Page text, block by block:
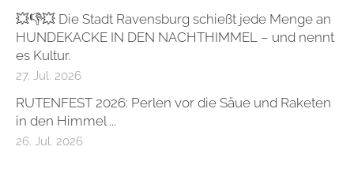
💥👎💥 Die Stadt Ravensburg schießt jede Menge an
HUNDEKACKE IN DEN NACHTHIMMEL – und nennt
es Kultur.
27. Jul. 2026
RUTENFEST 2026: Perlen vor die Säue und Raketen
in den Himmel ...
26. Jul. 2026